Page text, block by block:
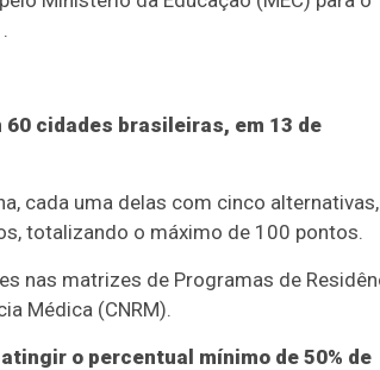
.
cidades brasileiras, em 13 de
cada uma delas com cinco alternativas,
totalizando o máximo de 100 pontos.
nas matrizes de Programas de
Médica (CNRM).
o percentual mínimo de 50% de